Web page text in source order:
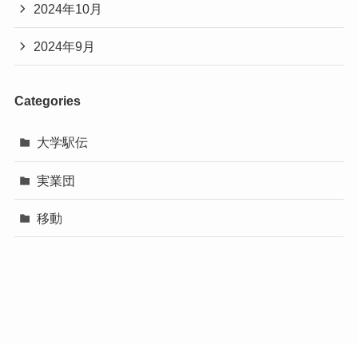
2024年10月
2024年9月
Categories
大学駅伝
実業団
移動